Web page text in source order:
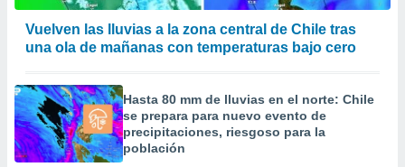
Vuelven las lluvias a la zona central de Chile tras
una ola de mañanas con temperaturas bajo cero
Hasta 80 mm de lluvias en el norte: Chile
se prepara para nuevo evento de
precipitaciones, riesgoso para la
población